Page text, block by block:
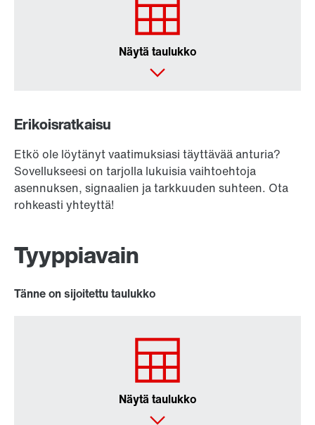
Näytä taulukko
Erikoisratkaisu
Etkö ole löytänyt vaatimuksiasi täyttävää anturia?
Sovellukseesi on tarjolla lukuisia vaihtoehtoja
asennuksen, signaalien ja tarkkuuden suhteen. Ota
rohkeasti yhteyttä!
Tyyppiavain
Tänne on sijoitettu taulukko
Näytä taulukko